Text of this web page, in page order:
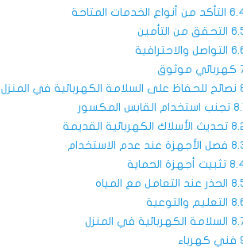
التأكد من أنواع الخدمات المتاحة
التحقق من التأمين
التواصل والاحترافية
كهربائي موثوق
نصائح للحفاظ على السلامة الكهربائية في المنزل
تجنب استخدام القابس المكسور
تحديث الأسلاك الكهربائية القديمة
فصل الأجهزة عند عدم الاستخدام
تثبيت أجهزة الحماية
الحذر عند التعامل مع المياه
التعليم والتوعية
السلامة الكهربائية في المنزل
فني كهرباء